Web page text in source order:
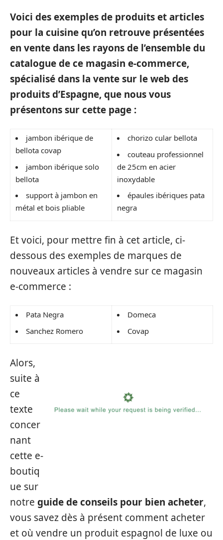
Voici des exemples de produits et articles
pour la cuisine qu’on retrouve présentées
en vente dans les rayons de l’ensemble du
catalogue de ce magasin e-commerce,
spécialisé dans la vente sur le web des
produits d’Espagne, que nous vous
présentons sur cette page :
jambon ibérique de
bellota covap
jambon ibérique solo
bellota
support à jambon en
métal et bois pliable
chorizo cular bellota
couteau professionnel
de 25cm en acier
inoxydable
épaules ibériques pata
negra
Et voici, pour mettre fin à cet article, ci-
dessous des exemples de marques de
nouveaux articles à vendre sur ce magasin
e-commerce :
Pata Negra
Sanchez Romero
Domeca
Covap
Alors,
suite à
ce
texte
concer
nant
cette e-
boutiq
ue sur
notre guide de conseils pour bien acheter,
vous savez dès à présent comment acheter
et où vendre un produit espagnol de luxe ou